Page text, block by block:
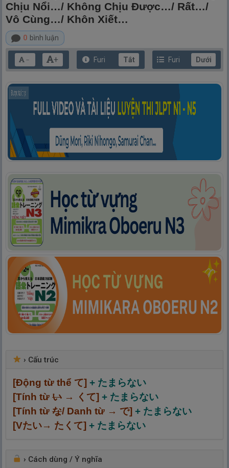
Chịu Nổi…/ Không Chịu Được…/ Rất…/
Vô Cùng…/ Khôn Xiết…
0 bình luận
－ + Furi Tắt Furi Dưới
› Cấu trúc
[Động từ thể て] + たまらない
[Tính từ い→ くて]+ たまらない
[Tính từ な/ Danh từ → で] + たまらない
[Vたい→ たくて] + たまらない
› Cách dùng / Ý nghĩa